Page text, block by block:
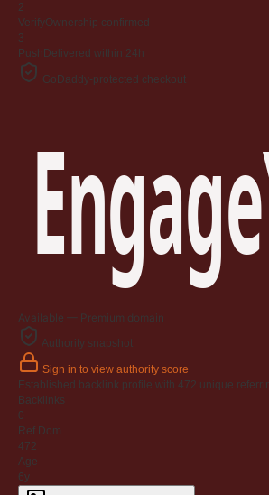
2
VerifyOwnership confirmed
3
Push Delivered within 24h
GoDaddy-protected checkout
Available — Premium domain
Authority snapshot
Sign in to view authority score
Established backlink profile with 472 unique
Backlinks
0
Ref Dom
472
Age
6y